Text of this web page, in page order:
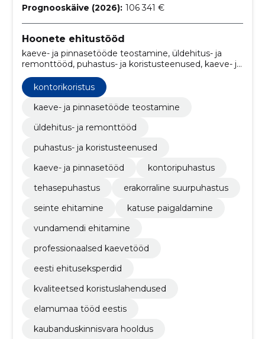
Prognooskäive (2026): 106 341 €
Hoonete ehitustööd
kaeve- ja pinnasetööde teostamine, üldehitus- ja
remonttööd, puhastus- ja koristusteenused, kaeve- ja
pinnasetööd, Kontoripuhastus, tehasepuhastus,
erakorraline suurpuhastus, seinte ehitamine, katuse
paigaldamine, vundamendi ehitamine
kontorikoristus
kaeve- ja pinnasetööde teostamine
üldehitus- ja remonttööd
puhastus- ja koristusteenused
kaeve- ja pinnasetööd
kontoripuhastus
tehasepuhastus
erakorraline suurpuhastus
seinte ehitamine
katuse paigaldamine
vundamendi ehitamine
professionaalsed kaevetööd
eesti ehituseksperdid
kvaliteetsed koristuslahendused
elamumaa tööd eestis
kaubanduskinnisvara hooldus